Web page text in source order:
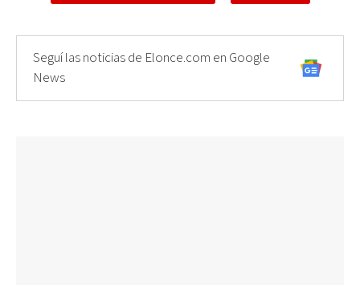
Seguí las noticias de Elonce.com en Google
News